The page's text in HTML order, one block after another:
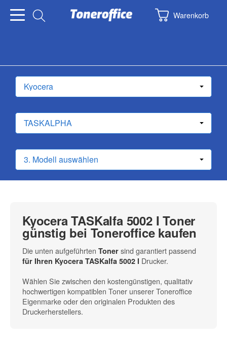
Warenkorb
Kyocera TASKalfa 5002 I Toner
günstig bei Toneroffice kaufen
Die unten aufgeführten Toner sind garantiert passend
für Ihren Kyocera TASKalfa 5002 I Drucker.
Wählen Sie zwischen den kostengünstigen, qualitativ
hochwertigen kompatiblen Toner unserer Toneroffice
Eigenmarke oder den originalen Produkten des
Druckerherstellers.